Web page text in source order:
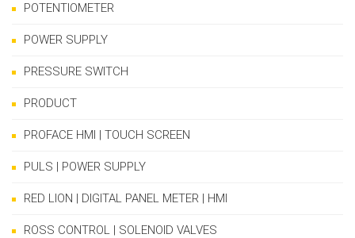
POTENTIOMETER
POWER SUPPLY
PRESSURE SWITCH
PRODUCT
PROFACE HMI | TOUCH SCREEN
PULS | POWER SUPPLY
RED LION | DIGITAL PANEL METER | HMI
ROSS CONTROL | SOLENOID VALVES